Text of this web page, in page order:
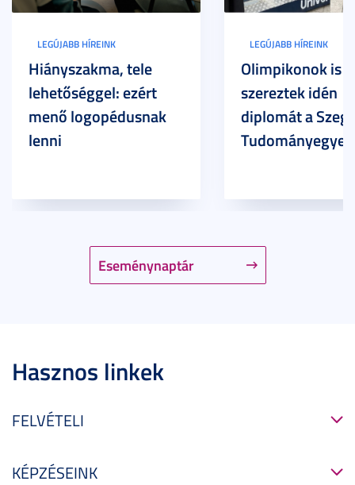
Eseménynaptár
LEGÚJABB HÍREINK
Hiányszakma, tele
lehetőséggel: ezért
menő logopédusnak
lenni
LEGÚJABB HÍREINK
Olimpikonok is
szereztek idén
diplomát a
Hasznos linkek
FELVÉTELI
KÉPZÉSEINK